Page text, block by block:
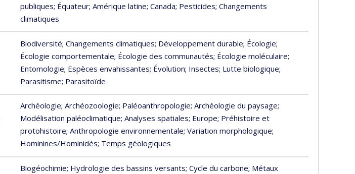
publiques; Équateur; Amérique latine; Canada; Pesticides; Changements
climatiques
Biodiversité; Changements climatiques; Développement durable; Écologie;
Écologie comportementale; Écologie des communautés; Écologie moléculaire;
Entomologie; Espèces envahissantes; Évolution; Insectes; Lutte biologique;
Parasitisme; Parasitoïde
Archéologie; Archéozoologie; Paléoanthropologie; Archéologie du paysage;
Modélisation paléoclimatique; Analyses spatiales; Europe; Préhistoire et
protohistoire; Anthropologie environnementale; Variation morphologique;
Hominines/Hominidés; Temps géologiques
Biogéochimie; Hydrologie des bassins versants; Cycle du carbone; Métaux